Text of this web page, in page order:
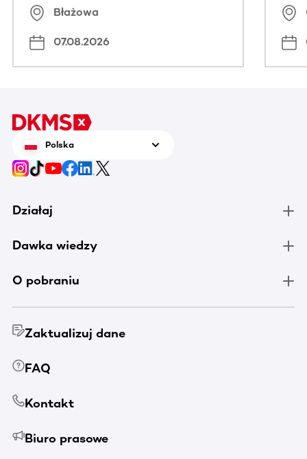
Błażowa
07.08.2026
Polska
Działaj
Dawka wiedzy
O pobraniu
Zaktualizuj dane
FAQ
Kontakt
Biuro prasowe